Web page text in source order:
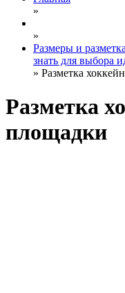
»
»
Размеры и
знать для выбора
» Разметка
Разметка
площадки